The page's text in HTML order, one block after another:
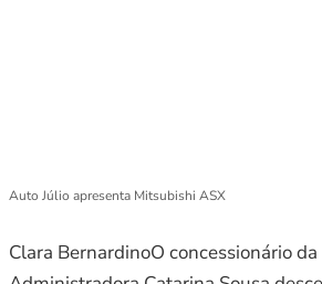
Auto Júlio apresenta Mitsubishi ASX
Clara BernardinoO concessionário